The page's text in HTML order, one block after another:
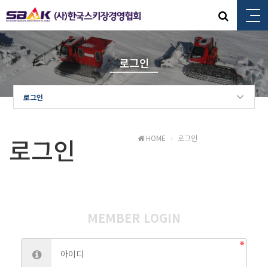
로그인
로그인
로그인 HOME 로그인
MEMBER LOGIN